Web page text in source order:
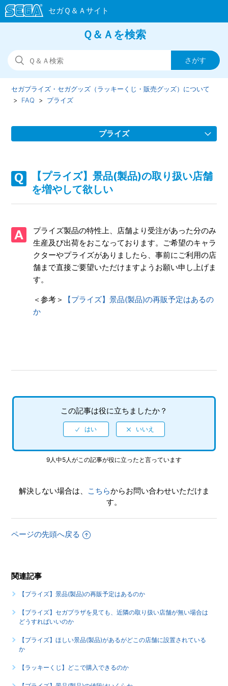
Ｑ＆Ａを検索
セガプライズ・セガグッズ（ラッキーくじ・販売グッズ）について
FAQ
プライズ
プライズ
【プライズ】ほしい景品(製品)があるがどこの店舗に設置さ
れているか
イン】 サポート情報について
【プライズ】修理や部品の交換・販売等のアフターサービス
は頼めるのか
【プライズ】セガプラザを見ても、近隣の取り扱い店舗が無
【プライズ】中古ショップや個人売買で購入入手したプライ
ズに不良があった
分かるのか
【プライズ】景品(製品)の取り扱い店舗
を増やして欲しい
プライズ製品の特性上、店舗より受注があった分のみ
生産及び出荷をおこなっております。ご希望のキャラ
クターやプライズがありましたら、事前にご利用の店
舗まで直接ご要望いただけますようお願い申し上げま
す。
＜参考＞
【プライズ】景品(製品)の再販予定はあるの
か
この記事は役に立ちましたか？
9人中5人がこの記事が役に立ったと言っています
解決しない場合は、 こちらからお問い合わせいただけま
す。
ページの先頭へ戻る
関連記事
【プライズ】景品(製品)の再販予定はあるのか
【プライズ】セガプラザを見ても、近隣の取り扱い店舗が無い場合は
どうすればいいのか
【プライズ】ほしい景品(製品)があるがどこの店舗に設置されている
か
【ラッキーくじ】どこで購入できるのか